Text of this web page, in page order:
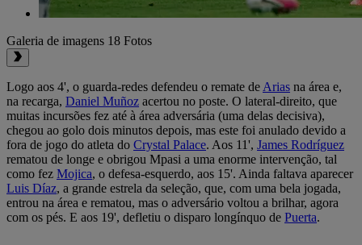
Galeria de imagens 18 Fotos
Logo aos 4', o guarda-redes defendeu o remate de Arias na área e,
na recarga, Daniel Muñoz acertou no poste. O lateral-direito, que
muitas incursões fez até à área adversária (uma delas decisiva),
chegou ao golo dois minutos depois, mas este foi anulado devido a
fora de jogo do atleta do Crystal Palace. Aos 11', James Rodríguez
rematou de longe e obrigou Mpasi a uma enorme intervenção, tal
como fez Mojica, o defesa-esquerdo, aos 15'. Ainda faltava aparecer
Luis Díaz, a grande estrela da seleção, que, com uma bela jogada,
entrou na área e rematou, mas o adversário voltou a brilhar, agora
com os pés. E aos 19', defletiu o disparo longínquo de Puerta.